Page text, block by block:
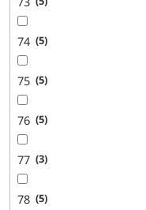
74 5
75 5
76 5
77 3
78 5